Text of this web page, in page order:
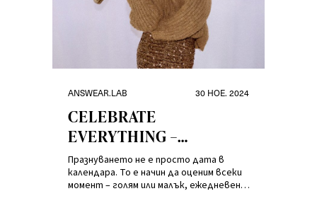
ANSWEAR.LAB Публикувано
на
30 НОЕ. 2024
CELEBRATE
EVERYTHING –
Отбелязвай
специалните
моменти с новата
Празнуването не е просто дата в
календара. То е начин да оценим всеки
момент – голям или малък, ежедневен